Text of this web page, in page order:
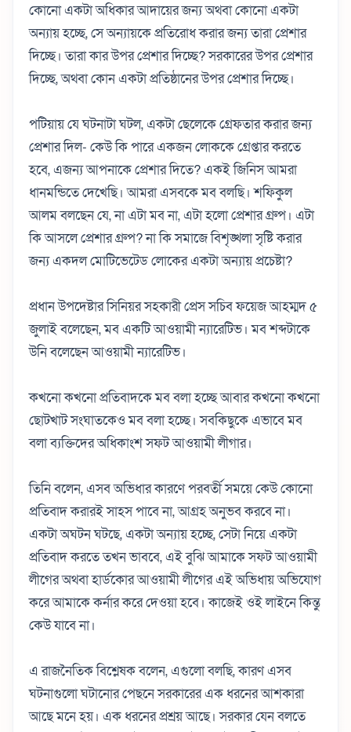
কোনো একটা অধিকার আদায়ের জন্য অথবা কোনো একটা
অন্যায় হচ্ছে, সে অন্যায়কে প্রতিরোধ করার জন্য তারা প্রেশার
দিচ্ছে। তারা কার উপর প্রেশার দিচ্ছে? সরকারের উপর প্রেশার
দিচ্ছে, অথবা কোন একটা প্রতিষ্ঠানের উপর প্রেশার দিচ্ছে।
পটিয়ায় যে ঘটনাটা ঘটল, একটা ছেলেকে গ্রেফতার করার জন্য
প্রেশার দিল- কেউ কি পারে একজন লোককে গ্রেপ্তার করতে
হবে, এজন্য আপনাকে প্রেশার দিতে? একই জিনিস আমরা
ধানমন্ডিতে দেখেছি। আমরা এসবকে মব বলছি। শফিকুল
আলম বলছেন যে, না এটা মব না, এটা হলো প্রেশার গ্রুপ। এটা
কি আসলে প্রেশার গ্রুপ? না কি সমাজে বিশৃঙ্খলা সৃষ্টি করার
জন্য একদল মোটিভেটেড লোকের একটা অন্যায় প্রচেষ্টা?
প্রধান উপদেষ্টার সিনিয়র সহকারী প্রেস সচিব ফয়েজ আহম্মদ ৫
জুলাই বলেছেন, মব একটি আওয়ামী ন্যারেটিভ। মব শব্দটাকে
উনি বলেছেন আওয়ামী ন্যারেটিভ।
কখনো কখনো প্রতিবাদকে মব বলা হচ্ছে আবার কখনো কখনো
ছোটখাট সংঘাতকেও মব বলা হচ্ছে। সবকিছুকে এভাবে মব
বলা ব্যক্তিদের অধিকাংশ সফট আওয়ামী লীগার।
তিনি বলেন, এসব অভিধার কারণে পরবর্তী সময়ে কেউ কোনো
প্রতিবাদ করারই সাহস পাবে না, আগ্রহ অনুভব করবে না।
একটা অঘটন ঘটছে, একটা অন্যায় হচ্ছে, সেটা নিয়ে একটা
প্রতিবাদ করতে তখন ভাববে, এই বুঝি আমাকে সফট আওয়ামী
লীগের অথবা হার্ডকোর আওয়ামী লীগের এই অভিধায় অভিযোগ
করে আমাকে কর্নার করে দেওয়া হবে। কাজেই ওই লাইনে কিন্তু
কেউ যাবে না।
এ রাজনৈতিক বিশ্লেষক বলেন, এগুলো বলছি, কারণ এসব
ঘটনাগুলো ঘটানোর পেছনে সরকারের এক ধরনের আশকারা
আছে মনে হয়। এক ধরনের প্রশ্রয় আছে। সরকার যেন বলতে